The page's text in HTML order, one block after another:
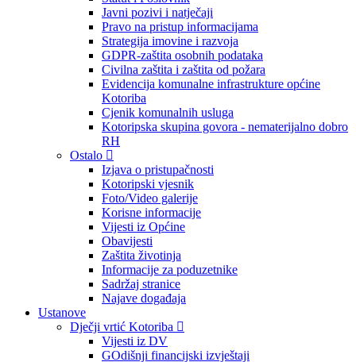
Javni pozivi i natječaji
Pravo na pristup informacijama
Strategija imovine i razvoja
GDPR-zaštita osobnih podataka
Civilna zaštita i zaštita od požara
Evidencija komunalne infrastrukture općine
Kotoriba
Cjenik komunalnih usluga
Kotoripska skupina govora - nematerijalno dobro
RH
Ostalo
Izjava o pristupačnosti
Kotoripski vjesnik
Foto/Video galerije
Korisne informacije
Vijesti iz Općine
Obavijesti
Zaštita životinja
Informacije za poduzetnike
Sadržaj stranice
Najave događaja
Ustanove
Dječji vrtić Kotoriba
Vijesti iz DV
GOdišnji financijski izvještaji